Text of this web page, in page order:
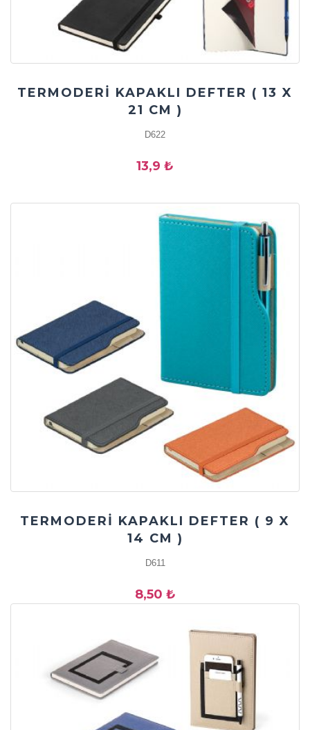
TERMODERİ KAPAKLI DEFTER ( 13 X
21 CM )
D622
13,9 ₺
TERMODERİ KAPAKLI DEFTER ( 9 X
14 CM )
D611
8,50 ₺